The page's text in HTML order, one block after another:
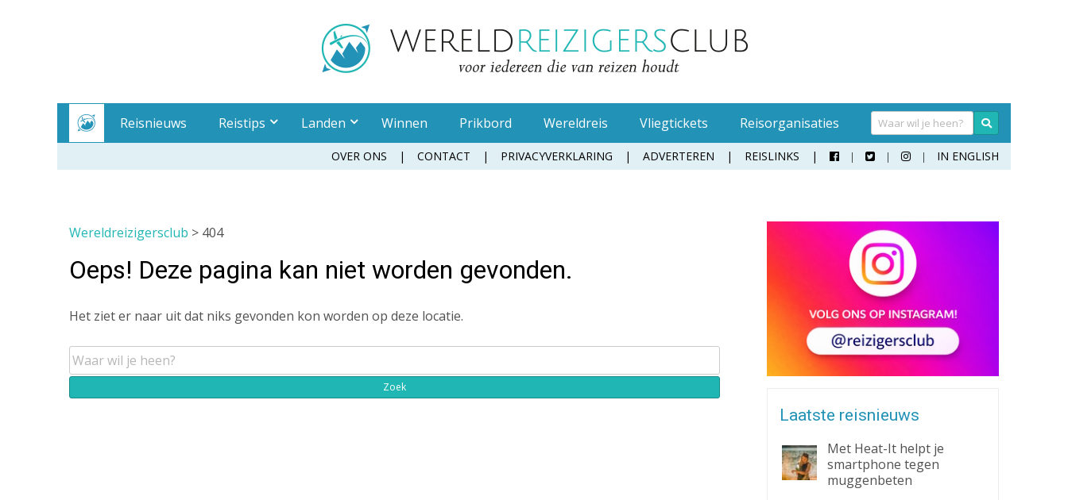
Reisnieuws Reistips
Verrekijker
Zaklantaarn
Zakmes
Teenslippers
Wandelschoenen
Zonnebril
Landen Winnen Prikbord Wereldreis Vliegtickets Reisorganisaties
OVER ONS CONTACT PRIVACYVERKLARING ADVERTEREN REISLINKS    IN ENGLISH
Wereldreizigersclub > 404
Oeps! Deze pagina kan niet worden gevonden.
Het ziet er naar uit dat niks gevonden kon worden op deze locatie.
Laatste reisnieuws
Met Heat-It helpt je
smartphone tegen
muggenbeten